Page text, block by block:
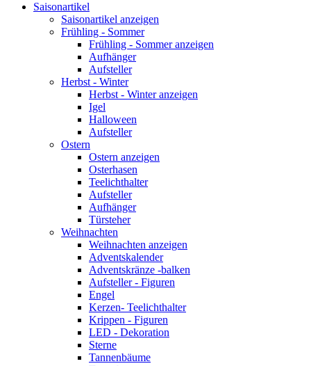
Saisonartikel
Saisonartikel anzeigen
Frühling - Sommer
Frühling - Sommer anzeigen
Aufhänger
Aufsteller
Herbst - Winter
Herbst - Winter anzeigen
Igel
Halloween
Aufsteller
Ostern
Ostern anzeigen
Osterhasen
Teelichthalter
Aufsteller
Aufhänger
Türsteher
Weihnachten
Weihnachten anzeigen
Adventskalender
Adventskränze -balken
Aufsteller - Figuren
Engel
Kerzen- Teelichthalter
Krippen - Figuren
LED - Dekoration
Sterne
Tannenbäume